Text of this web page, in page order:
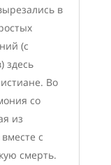
в
(с
здесь
Во
со
из
с
смерть.